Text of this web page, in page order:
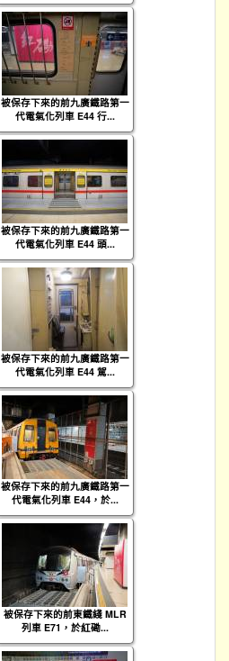
被保存下來的前九廣鐵路第一
代電氣化列車 E44 行...
被保存下來的前九廣鐵路第一
代電氣化列車 E44 頭...
被保存下來的前九廣鐵路第一
代電氣化列車 E44 駕...
被保存下來的前九廣鐵路第一
代電氣化列車 E44，於...
被保存下來的前東鐵綫 MLR
列車 E71，於紅磡...